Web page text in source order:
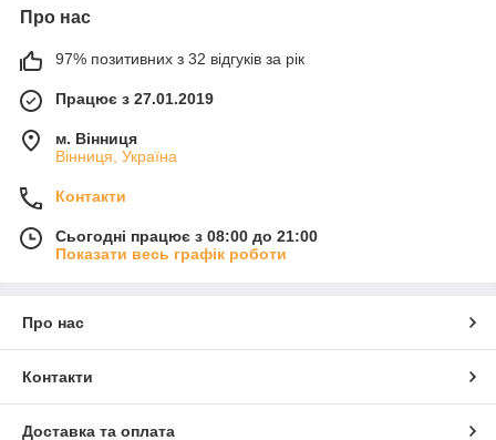
Про нас
97% позитивних з 32 відгуків за рік
Працює з 27.01.2019
м. Вінниця
Вінниця, Україна
Контакти
Сьогодні працює з 08:00 до 21:00
Показати весь графік роботи
Про нас
Контакти
Доставка та оплата